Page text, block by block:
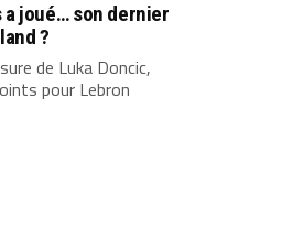
a joué… son dernier
?
de Luka Doncic,
pour Lebron